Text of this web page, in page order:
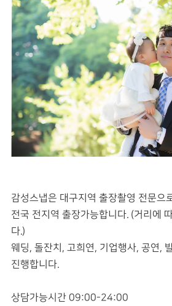
감성스냅은 대구지역 출장촬영 전문으
전국 전지역 출장가능합니다. (거리에
다.)
웨딩, 돌잔치, 고희연, 기업행사, 공연,
진행합니다.
상담가능시간 09:00-24:00